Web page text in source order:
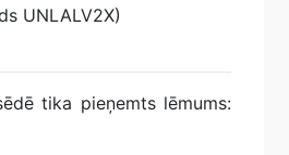
UNLALV2X)
tika pieņemts lēmums: